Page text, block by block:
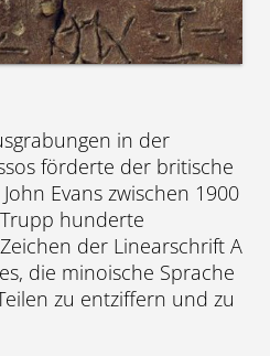
in der
förderte der britische
Evans zwischen 1900
hunderte
der Linearschrift A
die minoische Sprache
zu entziffern und zu